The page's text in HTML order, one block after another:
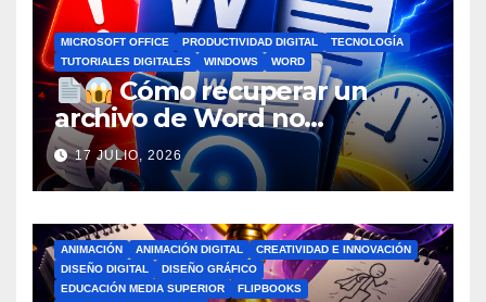
MICROSOFT OFFICE PRODUCTIVIDAD DIGITAL
TECNOLOGÍA
TUTORIALES DIGITALES
WINDOWS WORD
Cómo recuperar un
archivo de Word no
guardado antes de entrar en
pánico
17 JULIO, 2026
ANIMACIÓN ANIMACIÓN DIGITAL
CREATIVIDAD E INNOVACIÓN
DISEÑO DIGITAL
DISEÑO GRÁFICO
EDUCACIÓN MEDIA SUPERIOR
FLIPBOOKS